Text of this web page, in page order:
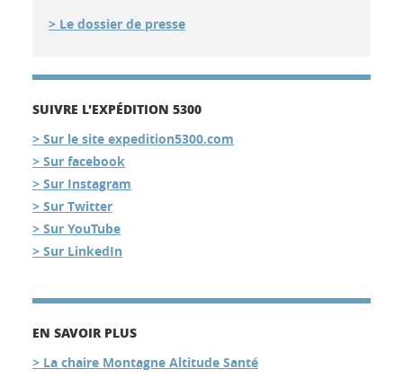
> Le dossier de presse
SUIVRE L'EXPÉDITION 5300
> Sur le site expedition5300.com
> Sur facebook
> Sur Instagram
> Sur Twitter
> Sur YouTube
> Sur LinkedIn
EN SAVOIR PLUS
> La chaire Montagne Altitude Santé